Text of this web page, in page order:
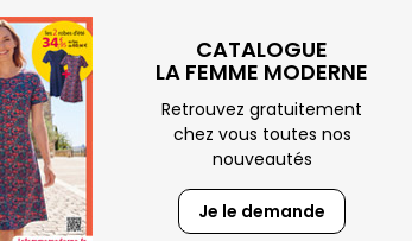
CATALOGUE
LA FEMME MODERNE
Retrouvez gratuitement
chez vous toutes nos
nouveautés
Je le demande